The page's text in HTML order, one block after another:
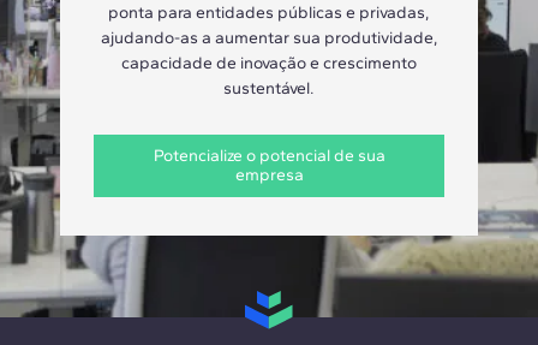
ponta para entidades públicas e privadas,
ajudando-as a aumentar sua produtividade,
capacidade de inovação e crescimento
sustentável.
Potencialize o potencial de sua
empresa